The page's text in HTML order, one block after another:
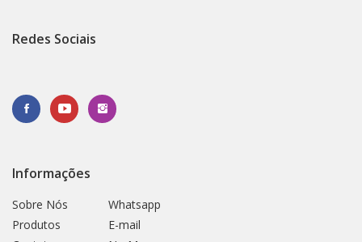
Redes Sociais
Informações
Sobre Nós
Produtos
Whatsapp
E-mail